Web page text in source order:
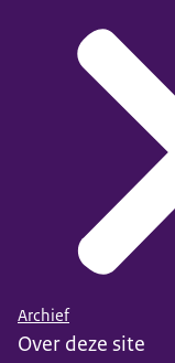
Archief
Over deze site